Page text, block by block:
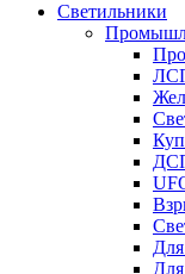
Светильники